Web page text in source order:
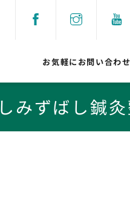
お気軽にお問い合わ
しみずばし鍼